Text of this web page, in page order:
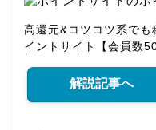
高還元&コツコツ系で
イントサイト【会員数
解説記事へ